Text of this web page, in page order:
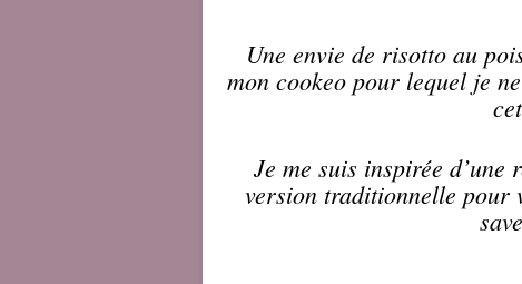
Une envie de risotto au
mon cookeopour lequel je
Je me suis inspirée d’une
version traditionnelle pour